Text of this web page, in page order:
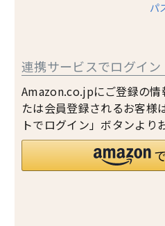
パ
連携サービスでログイ
Amazon.co.jpにご登録の情
たは会員登録されるお客様
トでログイン」ボタンより